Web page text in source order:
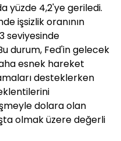
yüzde 4,2'ye geriledi.
işsizlik oranının
seviyesinde
durum, Fed'in gelecek
esnek hareket
desteklerken
dolara olan
olmak üzere değerli